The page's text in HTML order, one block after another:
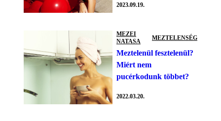
2023.09.19.
MEZEI
NATASA
MEZTELENSÉG
Meztelenül fesztelenül?
Miért nem
pucérkodunk többet?
2022.03.20.